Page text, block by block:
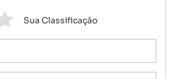
Sua Classificação